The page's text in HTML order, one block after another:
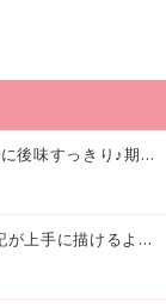
【抽選で3名様にプレゼント】濃厚なのに後味すっきり♪期間限定の「メイトーのなめらかプリン カルピス®入りソース」で夏を味わおう！
【絵が苦手でも大丈夫】朝顔の観察日記が上手に描けるようになる方法｜イラスト付き